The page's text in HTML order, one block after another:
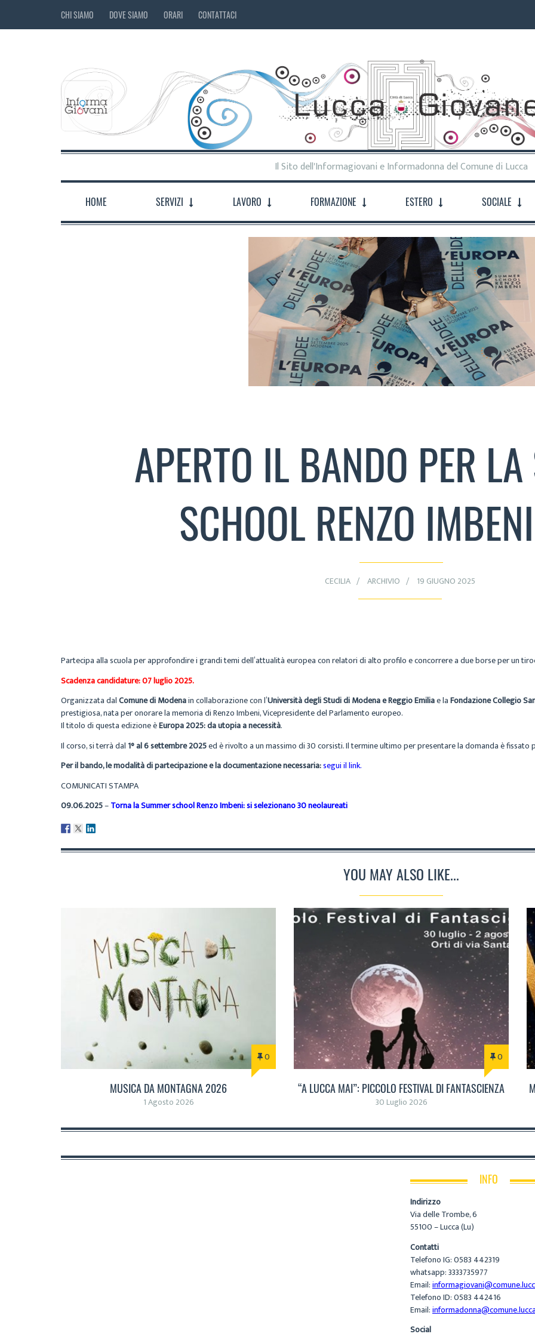
CHI SIAMO DOVE SIAMO ORARI CONTATTACI
Il Sito dell'Informagiovani e Informadonna del Comune di Lucca
HOME SERVIZI LAVORO FORMAZIONE ESTERO SOCIALE
APERTO IL BANDO PER
SCHOOL RENZO
CECILIA ARCHIVIO 19 GIUGNO 2025
Partecipa alla scuola per approfondire i grandi temi dell’attualità europea con relatori di alto profilo e concorrere a due borse per un
Scadenza candidature: 07 luglio 2025.
Organizzata dalComune di Modenain collaborazione con l’Università degli Studi di Modena e Reggio Emiliae laFondazione Collegio
prestigiosa, nata per onorare la memoria di Renzo Imbeni, Vicepresidente del Parlamento europeo.
Il titolo di questa edizione èEuropa 2025: da utopia a necessità.
Il corso, si terrà dal 1° al 6 settembre 2025ed è rivolto a un massimo di 30 corsisti. Il termine ultimo per presentare la domanda è fissato
Per il bando, le modalità di partecipazione e la documentazione necessaria:segui il link.
COMUNICATI STAMPA
09.06.2025–Torna la Summer school Renzo Imbeni: si selezionano 30 neolaureati
YOU MAY ALSO LIKE...
0
MUSICA DA MONTAGNA 2026
1 Agosto 2026
0
“A LUCCA MAI”: PICCOLO FESTIVAL DI FANTASCIENZA
30 Luglio 2026
INFO
Indirizzo
Via delle Trombe, 6
55100 – Lucca (Lu)
Contatti
Telefono IG: 0583 442319
whatsapp: 3333735977
Email:
Telefono ID: 0583 442416
Email:
Social